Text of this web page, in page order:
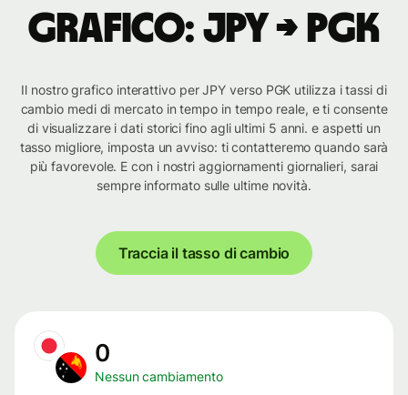
Grafico: JPY → PGK
Il nostro grafico interattivo per JPY verso PGK utilizza i tassi di
cambio medi di mercato in tempo in tempo reale, e ti consente
di visualizzare i dati storici fino agli ultimi 5 anni. e aspetti un
tasso migliore, imposta un avviso: ti contatteremo quando sarà
più favorevole. E con i nostri aggiornamenti giornalieri, sarai
sempre informato sulle ultime novità.
Traccia il tasso di cambio
0
Nessun cambiamento